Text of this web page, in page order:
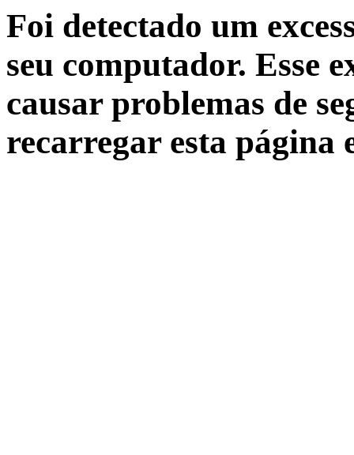
Foi detectado um
seu computador. Esse
causar problemas de
recarregar esta página